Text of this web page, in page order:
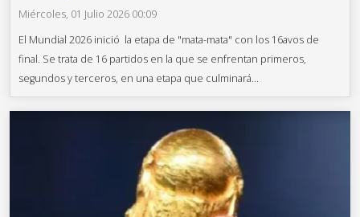
Miércoles, 01 Julio 2026 00:09
El Mundial 2026 inició la etapa de "mata-mata" con los 16avos de
final. Se trata de 16 partidos en la que se enfrentan primeros,
segundos y terceros, en una etapa que culminará...